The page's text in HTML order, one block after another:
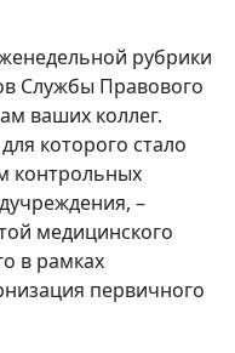
рубрики
Службы Правового
ваших коллег.
которого стало
контрольных
–
медицинского
в рамках
первичного